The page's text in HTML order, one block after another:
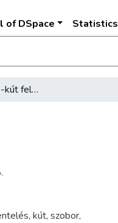
of DSpace Statistics
Úrfelmutatás Béke-kút felszentelése
, kút, szobor,